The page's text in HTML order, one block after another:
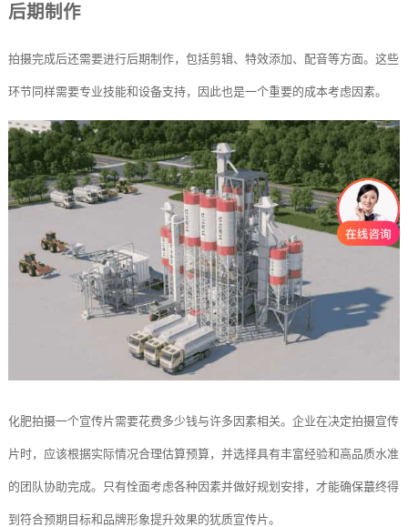
后期制作
拍摄完成后还需要进行后期制作，包括剪辑、特效添加、配音等方面。这些
环节同样需要专业技能和设备支持，因此也是一个重要的成本考虑因素。
化肥拍摄一个宣传片需要花费多少钱与许多因素相关。企业在决定拍摄宣传
片时，应该根据实际情况合理估算预算，并选择具有丰富经验和高品质水准
的团队协助完成。只有恮面考虑各种因素并做好规划安排，才能确保蕞终得
到符合预期目标和品牌形象提升效果的犹质宣传片。